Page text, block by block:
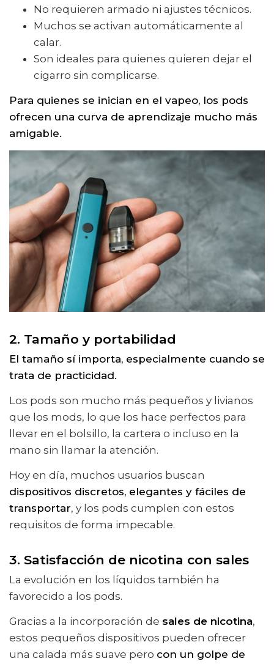
No requieren armado ni ajustes técnicos.
Muchos se activan automáticamente al
calar.
Son ideales para quienes quieren dejar el
cigarro sin complicarse.
Para quienes se inician en el vapeo, los pods
ofrecen una curva de aprendizaje mucho más
amigable.
2. Tamaño y portabilidad
El tamaño sí importa, especialmente cuando se
trata de practicidad.
Los pods son mucho más pequeños y livianos
que los mods, lo que los hace perfectos para
llevar en el bolsillo, la cartera o incluso en la
mano sin llamar la atención.
Hoy en día, muchos usuarios buscan
dispositivos discretos, elegantes y fáciles de
transportar, y los pods cumplen con estos
requisitos de forma impecable.
3. Satisfacción de nicotina con sales
La evolución en los líquidos también ha
favorecido a los pods.
Gracias a la incorporación de sales de nicotina,
estos pequeños dispositivos pueden ofrecer
una calada más suave pero con un golpe de